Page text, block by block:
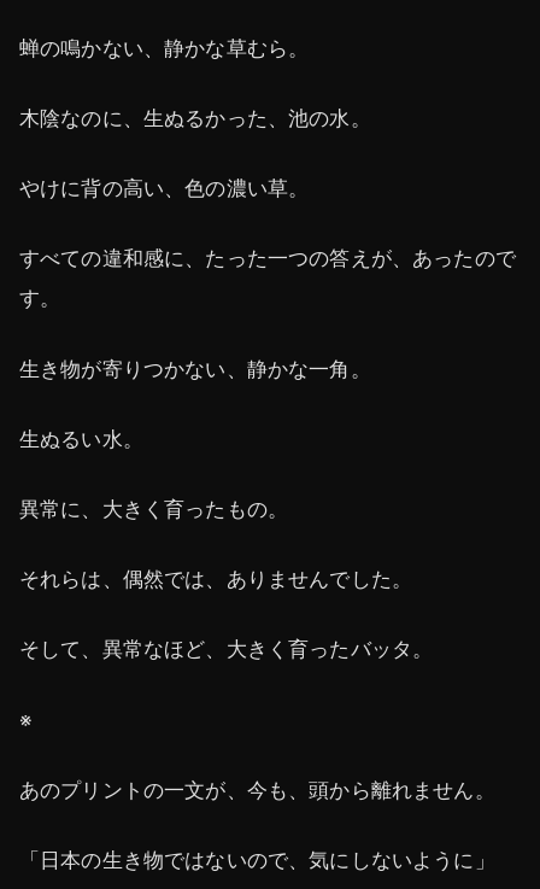
蝉の鳴かない、静かな草むら。
木陰なのに、生ぬるかった、池の水。
やけに背の高い、色の濃い草。
すべての違和感に、たった一つの答えが、あったので
す。
生き物が寄りつかない、静かな一角。
生ぬるい水。
異常に、大きく育ったもの。
それらは、偶然では、ありませんでした。
そして、異常なほど、大きく育ったバッタ。
※
あのプリントの一文が、今も、頭から離れません。
「日本の生き物ではないので、気にしないように」